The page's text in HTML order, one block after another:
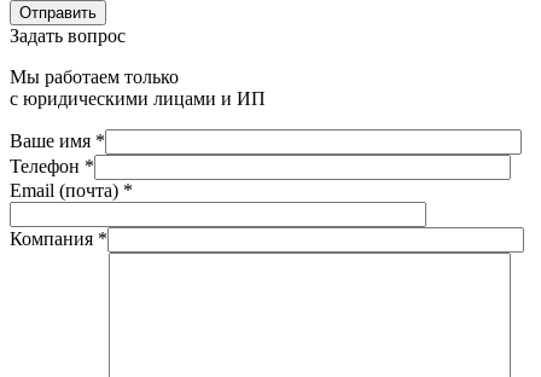
Отправить
Задать вопрос
Мы работаем только
с юридическими лицами и ИП
Ваше имя *
Телефон *
Email (почта) *
Компания *